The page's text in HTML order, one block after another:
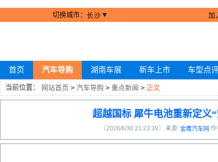
切换城市： 长沙 ▼ 加
首页 汽车导购 湖南车展 新车上市 车型点
当前位置： 网站首页 > 汽车导购 > 重点新闻 > 正文
超越国标 犀牛电池重新定义
〖2026/6/30 21:23:39〗 来源: 金鹰汽车网 作